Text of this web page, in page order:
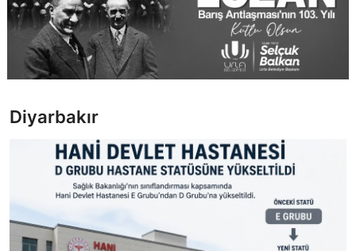
Ankara
TBMM
Cumhurbaşkanlığı
Bakanlıklar
Siyasi Partiler
Mülki İdare
Diyarbakır